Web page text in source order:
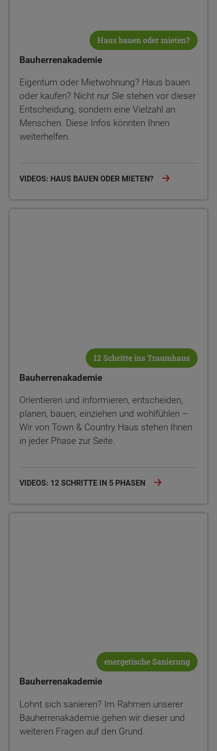
Haus bauen oder mieten?
Bauherrenakademie
Eigentum oder Mietwohnung? Haus bauen
oder kaufen? Nicht nur Sie stehen vor dieser
Entscheidung, sondern eine Vielzahl an
Menschen. Diese Infos könnten Ihnen
weiterhelfen.
VIDEOS: HAUS BAUEN ODER MIETEN?
12 Schritte ins Traumhaus
Bauherrenakademie
Orientieren und informieren, entscheiden,
planen, bauen, einziehen und wohlfühlen –
Wir von Town & Country Haus stehen Ihnen
in jeder Phase zur Seite.
VIDEOS: 12 SCHRITTE IN 5 PHASEN
energetische Sanierung
Bauherrenakademie
Lohnt sich sanieren? Im Rahmen unserer
Bauherrenakademie gehen wir dieser und
weiteren Fragen auf den Grund.